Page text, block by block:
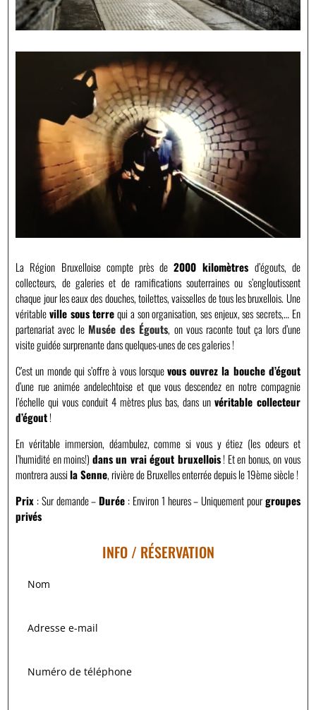
La Région Bruxelloise compte près de2000 kilomètres d’égouts, de
collecteurs, de galeries et de ramifications souterraines ou s’engloutissent
chaque jour les eaux des douches, toilettes, vaisselles de tous les bruxellois. Une
véritableville sous terrequi a son organisation, ses enjeux, ses secrets,… En
partenariat avec leMusée des Égouts, on vous raconte tout ça lors d’une
visite guidée surprenante dans quelques-unes de ces galeries !
C’est un monde qui s’offre à vous lorsquevous ouvrez la bouche d’égout
d’une rue animée andelechtoise et que vous descendez en notre compagnie
l’échelle qui vous conduit 4 mètres plus bas, dans un véritable collecteur
d’égout!
En véritable immersion, déambulez, comme si vous y étiez (les odeurs et
l’humidité en moins!) dans un vrai égout bruxellois! Et en bonus, on vous
montrera aussila Senne, rivière de Bruxelles enterrée depuis le 19ème siècle !
Prix : Sur demande –Durée : Environ 1 heures – Uniquement pourgroupes
privés
INFO / RÉSERVATION